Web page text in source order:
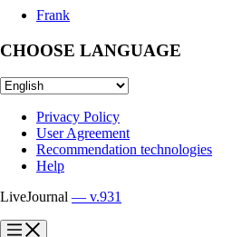
Frank
CHOOSE LANGUAGE
Privacy Policy
User Agreement
Recommendation technologies
Help
LiveJournal — v.931
?
?